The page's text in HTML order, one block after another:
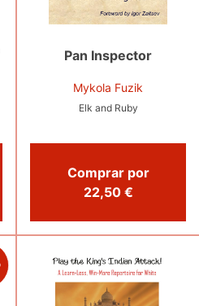
Pan Inspector
Mykola Fuzik
Elk and Ruby
Comprar por
22,50 €